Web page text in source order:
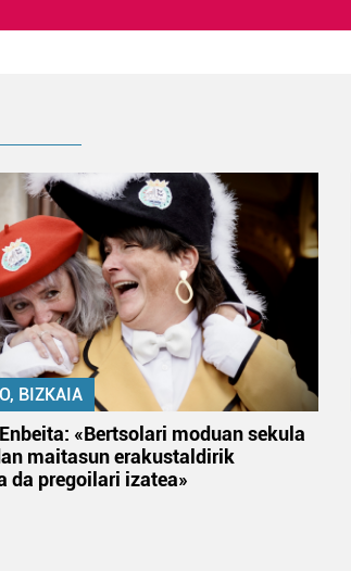
BIZKAIA
«Bertsolari moduan sekula
maitasun erakustaldirik
da pregoilari izatea»